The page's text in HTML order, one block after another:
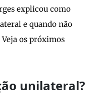
explicou como
e quando não
os próximos
unilateral?